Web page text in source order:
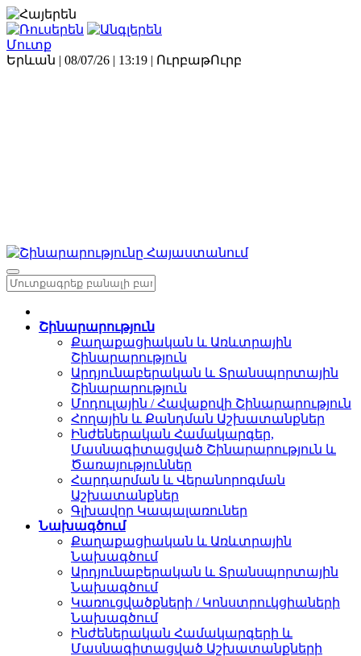
Մուտք
Երևան | 08/07/26 | 13:19 | ՈւրբաթՈւրբ
Շինարարություն
Քաղաքացիական և Առևտրային
Շինարարություն
Արդյունաբերական և Տրանսպորտային
Շինարարություն
Մոդուլային / Հավաքովի Շինարարություն
Հողային և Քանդման Աշխատանքներ
Ինժեներական Համակարգեր,
Մասնագիտացված Շինարարություն և
Ծառայություններ
Հարդարման և Վերանորոգման
Աշխատանքներ
Գլխավոր Կապալառուներ
Նախագծում
Քաղաքացիական և Առևտրային
Նախագծում
Արդյունաբերական և Տրանսպորտային
Նախագծում
Կառուցվածքների / Կոնստրուկցիաների
Նախագծում
Ինժեներական Համակարգերի և
Մասնագիտացված Աշխատանքների